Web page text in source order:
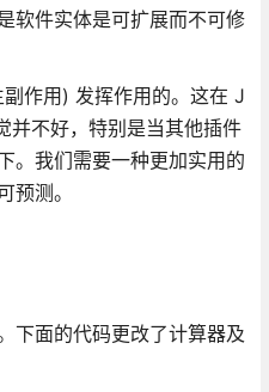
软件实体是可扩展而不可修
作用) 发挥作用的。这在 J
不好，特别是当其他插件
。我们需要一种更加实用的
预测。
下面的代码更改了计算器及